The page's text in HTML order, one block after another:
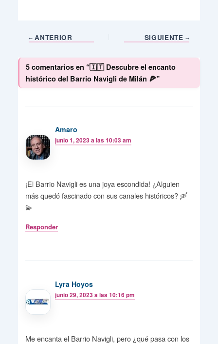
ANTERIOR SIGUIENTE
5 comentarios en “🇮🇹 Descubre el encanto
histórico del Barrio Navigli de Milán 🍕”
Amaro
junio 1, 2023 a las 10:03 am
¡El Barrio Navigli es una joya escondida! ¿Alguien
más quedó fascinado con sus canales históricos? 🛶
💫
Responder
Lyra Hoyos
junio 29, 2023 a las 10:16 pm
Me encanta el Barrio Navigli, pero ¿qué pasa con los